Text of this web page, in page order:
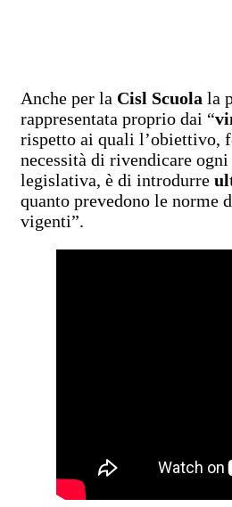
Anche per la Cisl Scuola la
rappresentata proprio dai “
rispetto ai quali l’obiettivo,
necessità di rivendicare
legislativa, è di introdurre
quanto prevedono le norme
vigenti”.